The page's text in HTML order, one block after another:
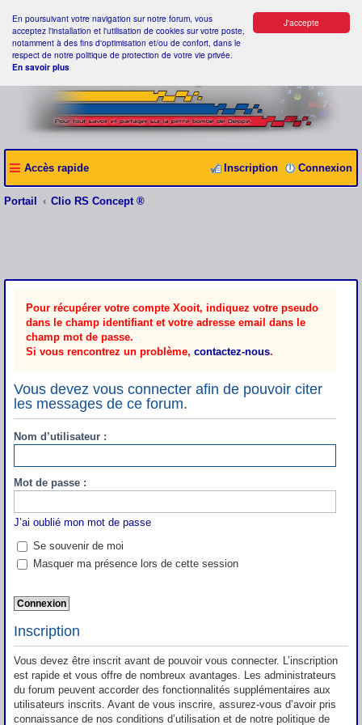
J'accepte
En poursuivant votre navigation sur notre forum, vous
acceptez l'installation et l'utilisation de cookies sur votre poste,
notamment à des fins d'optimisation et/ou de confort, dans le
respect de notre politique de protection de votre vie privée.
En savoir plus
Accès rapide Connexion
Inscription
Portail Clio RS Concept ®
Pour récupérer votre compte Xooit, indiquez votre pseudo
dans le champ identifiant et votre adresse email dans le
champ mot de passe.
Si vous rencontrez un problème, contactez-nous.
Vous devez vous connecter afin de pouvoir citer
les messages de ce forum.
Nom d’utilisateur :
Mot de passe :
J’ai oublié mon mot de passe
Se souvenir de moi
Masquer ma présence lors de cette session
Inscription
Vous devez être inscrit avant de pouvoir vous connecter. L’inscription
est rapide et vous offre de nombreux avantages. Les administrateurs
du forum peuvent accorder des fonctionnalités supplémentaires aux
utilisateurs inscrits. Avant de vous inscrire, assurez-vous d’avoir pris
connaissance de nos conditions d’utilisation et de notre politique de